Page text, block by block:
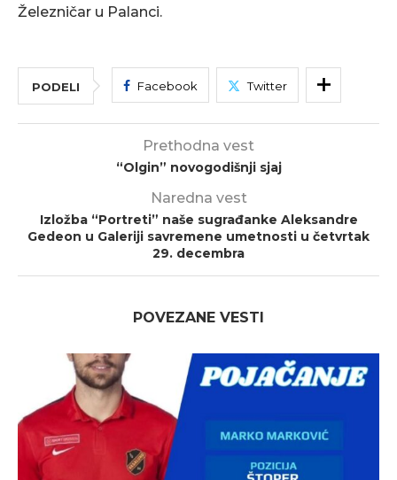
Železničar u Palanci.
PODELI Facebook Twitter
Prethodna vest
“Olgin” novogodišnji sjaj
Naredna vest
Izložba “Portreti” naše sugrađanke Aleksandre
Gedeon u Galeriji savremene umetnosti u četvrtak
29. decembra
POVEZANE VESTI